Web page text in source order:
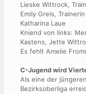
Lieske Wittrock,
Emily Greis,
Katharina Laue
Kniend von links:
Kastens, Jette
Es fehlt Amelie
C-Jugend wird
Als eine der
Bezirksoberliga